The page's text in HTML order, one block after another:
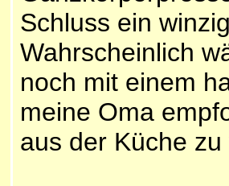
Schluss ein
Wahrscheinlich
noch mit einem
meine Oma
aus der Küche zu